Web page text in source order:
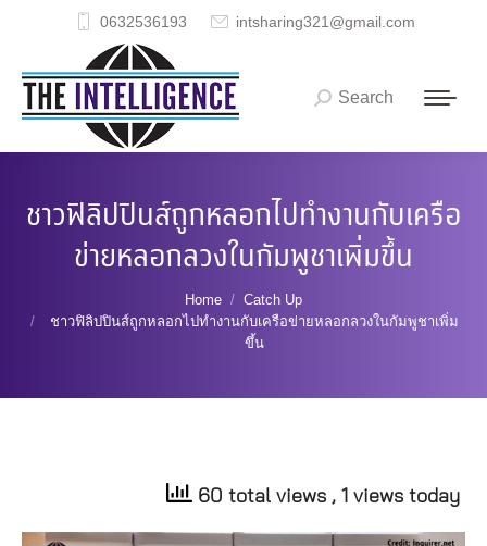
0632536193 intsharing321@gmail.com
Search:
Search
ชาวฟิลิปปินส์ถูกหลอกไปทำงานกับเครือ
ข่ายหลอกลวงในกัมพูชาเพิ่มขึ้น
Home
Catch Up
ชาวฟิลิปปินส์ถูกหลอกไปทำงานกับเครือข่ายหลอกลวงในกัมพูชาเพิ่ม
ขึ้น
60 total views , 1 views today